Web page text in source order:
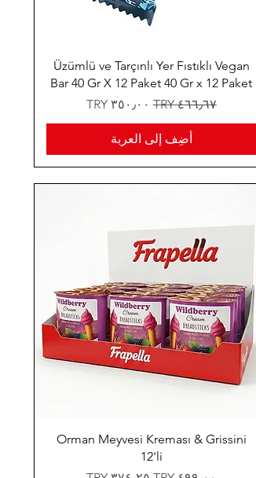
Üzümlü ve Tarçınlı Yer Fıstıklı Vegan
Bar 40 Gr X 12 Paket 40 Gr x 12 Paket
سعر عادي‏٤٦٦٫٦٧ TRY سعر البيع
أضِف إلى العربة
Orman Meyvesi Kreması & Grissini
12'li